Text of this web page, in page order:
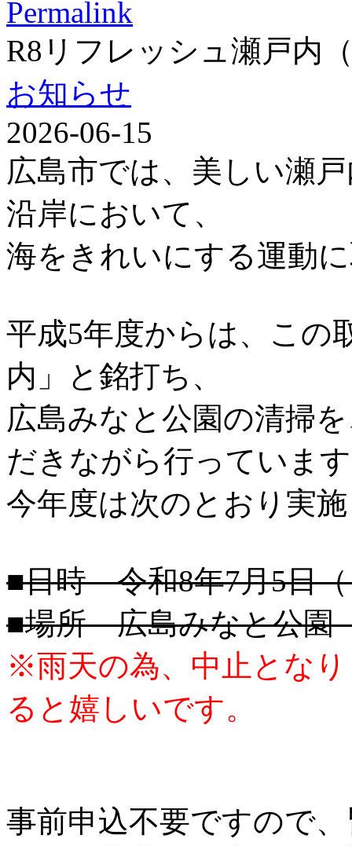
Permalink
R8リフレッシュ瀬戸内
お知らせ
2026-06-15
広島市では、美しい瀬
沿岸において、
海をきれいにする運動
平成5年度からは、この
内」と銘打ち、
広島みなと公園の清掃
だきながら行っていま
今年度は次のとおり実
■日時 令和8年7月5日
■場所 広島みなと公園
※雨天の為、中止とな
ると嬉しいです。
事前申込不要ですので